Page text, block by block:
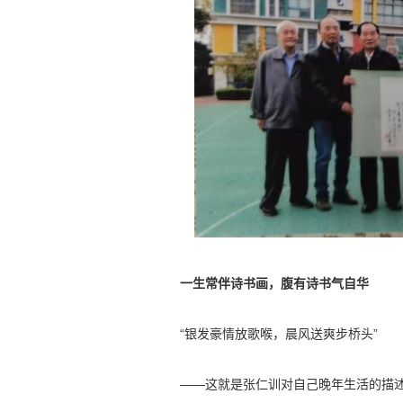
一生常伴诗书画，腹有诗书气自华
“银发豪情放歌喉，晨风送爽步桥头”
——这就是张仁训对自己晚年生活的描